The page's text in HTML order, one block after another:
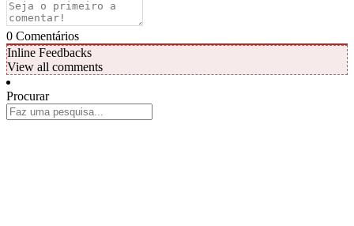
0 Comentários
Inline Feedbacks
View all comments
Procurar